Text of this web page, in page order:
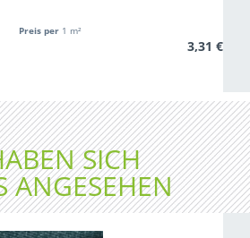
Preis per 1 m²
3,31 €
SICH
ANGESEHEN